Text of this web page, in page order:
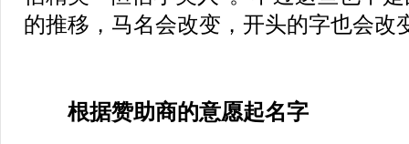
的推移，马名会改变，开头的字也会改
根据赞助商的意愿起名字